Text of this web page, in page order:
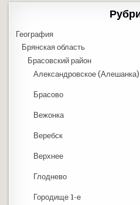
География
Брянская область
Брасовский район
Александровское (Алешанка)
Брасово
Вежонка
Веребск
Верхнее
Глоднево
Городище 1-е